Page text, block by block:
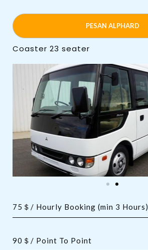
PESAN ALPHARD
Coaster 23 seater
75＄/ Hourly Booking (min 3 Hours)
90＄/ Point To Point